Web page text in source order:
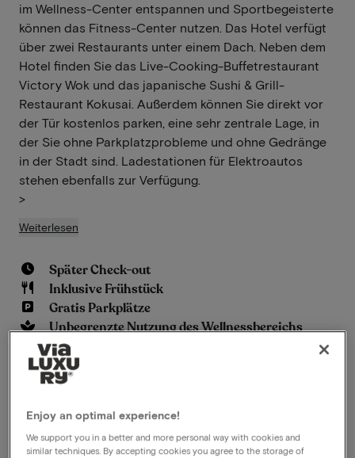
im Wellness-Center entspannen und Sportbegeisterte
können das Fitness-Center nutzen. Das Hotel verfügt
über zwei Restaurants unter einem Dach. Neben dem
Hotel finden Sie das Live-Cooking-Buffetrestaurant
Victory Wok und das japanische Sushi & Grill-
Restaurant Kokusai. Außerdem können Sie direkt vor
der Tür kostenlos parken, eine sehr zentrale Lage, in
der Sie ohne Parkplatzprobleme und ohne Gedränge
in der Stadt sind. Ladestationen für Elektroautos
stehen ebenfalls zur Verfügung.
>
Weiterlesen
Später Check-out
Inklusive Frühstück
Gratis Parkplätze
Unbegrenzte Nutzung des Wellnessbereichs
Arcadialaan 6 Alkmaar
Dieses Paket für 2 Personen beinhaltet
Folgendes:
Enjoy an optimal experience!
We support you in a better and more personal way with cookies and
similar techniques. By accepting cookies you agree to the storage of